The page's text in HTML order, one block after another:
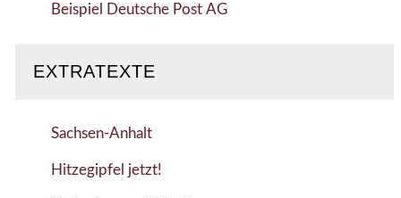
Beispiel Deutsche Post AG
EXTRATEXTE
Sachsen-Anhalt
Hitzegipfel jetzt!